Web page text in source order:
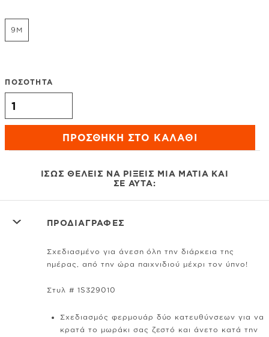
9M
ΠΟΣΟΤΗΤΑ
Carter's ολόσωμο φορμάκι, σχέδιο πυροσβεστικά οχήματα,
κρεμ ποσότητα
ΠΡΟΣΘΉΚΗ ΣΤΟ ΚΑΛΆΘΙ
ΊΣΩΣ ΘΈΛΕΙΣ ΝΑ ΡΊΞΕΙΣ ΜΙΑ ΜΑΤΙΆ ΚΑΙ
ΣΕ ΑΥΤΆ:
ΠΡΟΔΙΑΓΡΑΦΕΣ
Σχεδιασμένο για άνεση όλη την διάρκεια της
ημέρας, από την ώρα παιχνιδιού μέχρι τον ύπνο!
Στυλ # 1S329010
Σχεδιασμός φερμουάρ δύο κατευθύνσεων για να
κρατά το μωράκι σας ζεστό και άνετο κατά την